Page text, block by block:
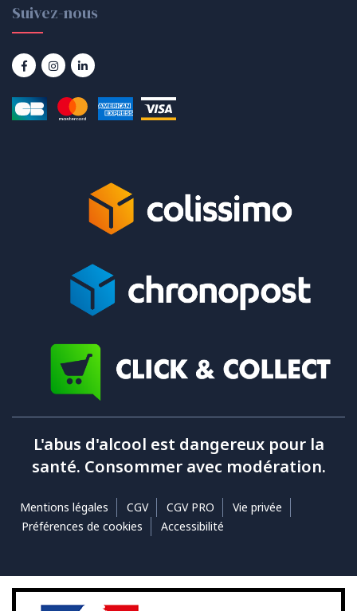
Suivez-nous
L'abus d'alcool est dangereux pour la
santé. Consommer avec modération.
Mentions légales CGV CGV PRO
Vie privée
Préférences de cookies
Accessibilité